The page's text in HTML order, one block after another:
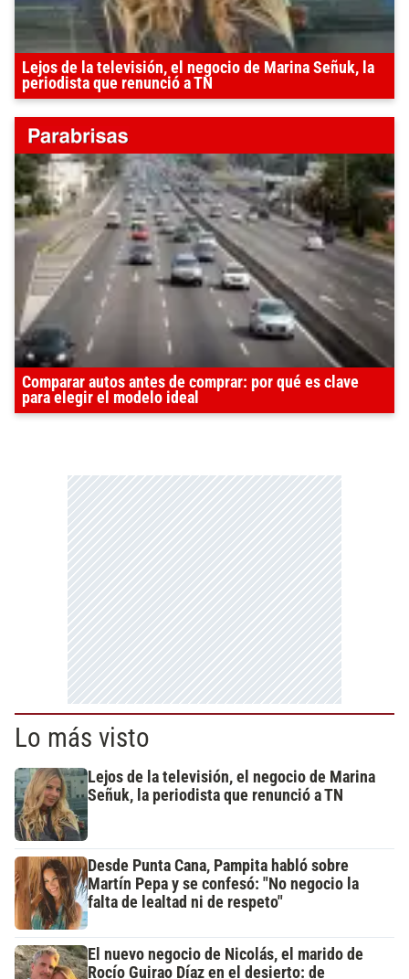
Lejos de la televisión, el negocio de Marina Señuk, la
periodista que renunció a TN
Comparar autos antes de comprar: por qué es clave
para elegir el modelo ideal
Lo más visto
Lejos de la televisión, el negocio de Marina
Señuk, la periodista que renunció a TN
Desde Punta Cana, Pampita habló sobre
Martín Pepa y se confesó: "No negocio la
falta de lealtad ni de respeto"
El nuevo negocio de Nicolás, el marido de
Rocío Guirao Díaz en el desierto: de